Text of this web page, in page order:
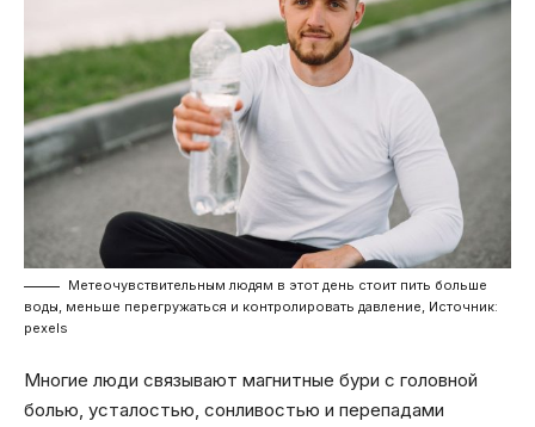
Метеочувствительным людям в этот день стоит пить больше
воды, меньше перегружаться и контролировать давление, Источник:
pexels
Многие люди связывают магнитные бури с головной
болью, усталостью, сонливостью и перепадами